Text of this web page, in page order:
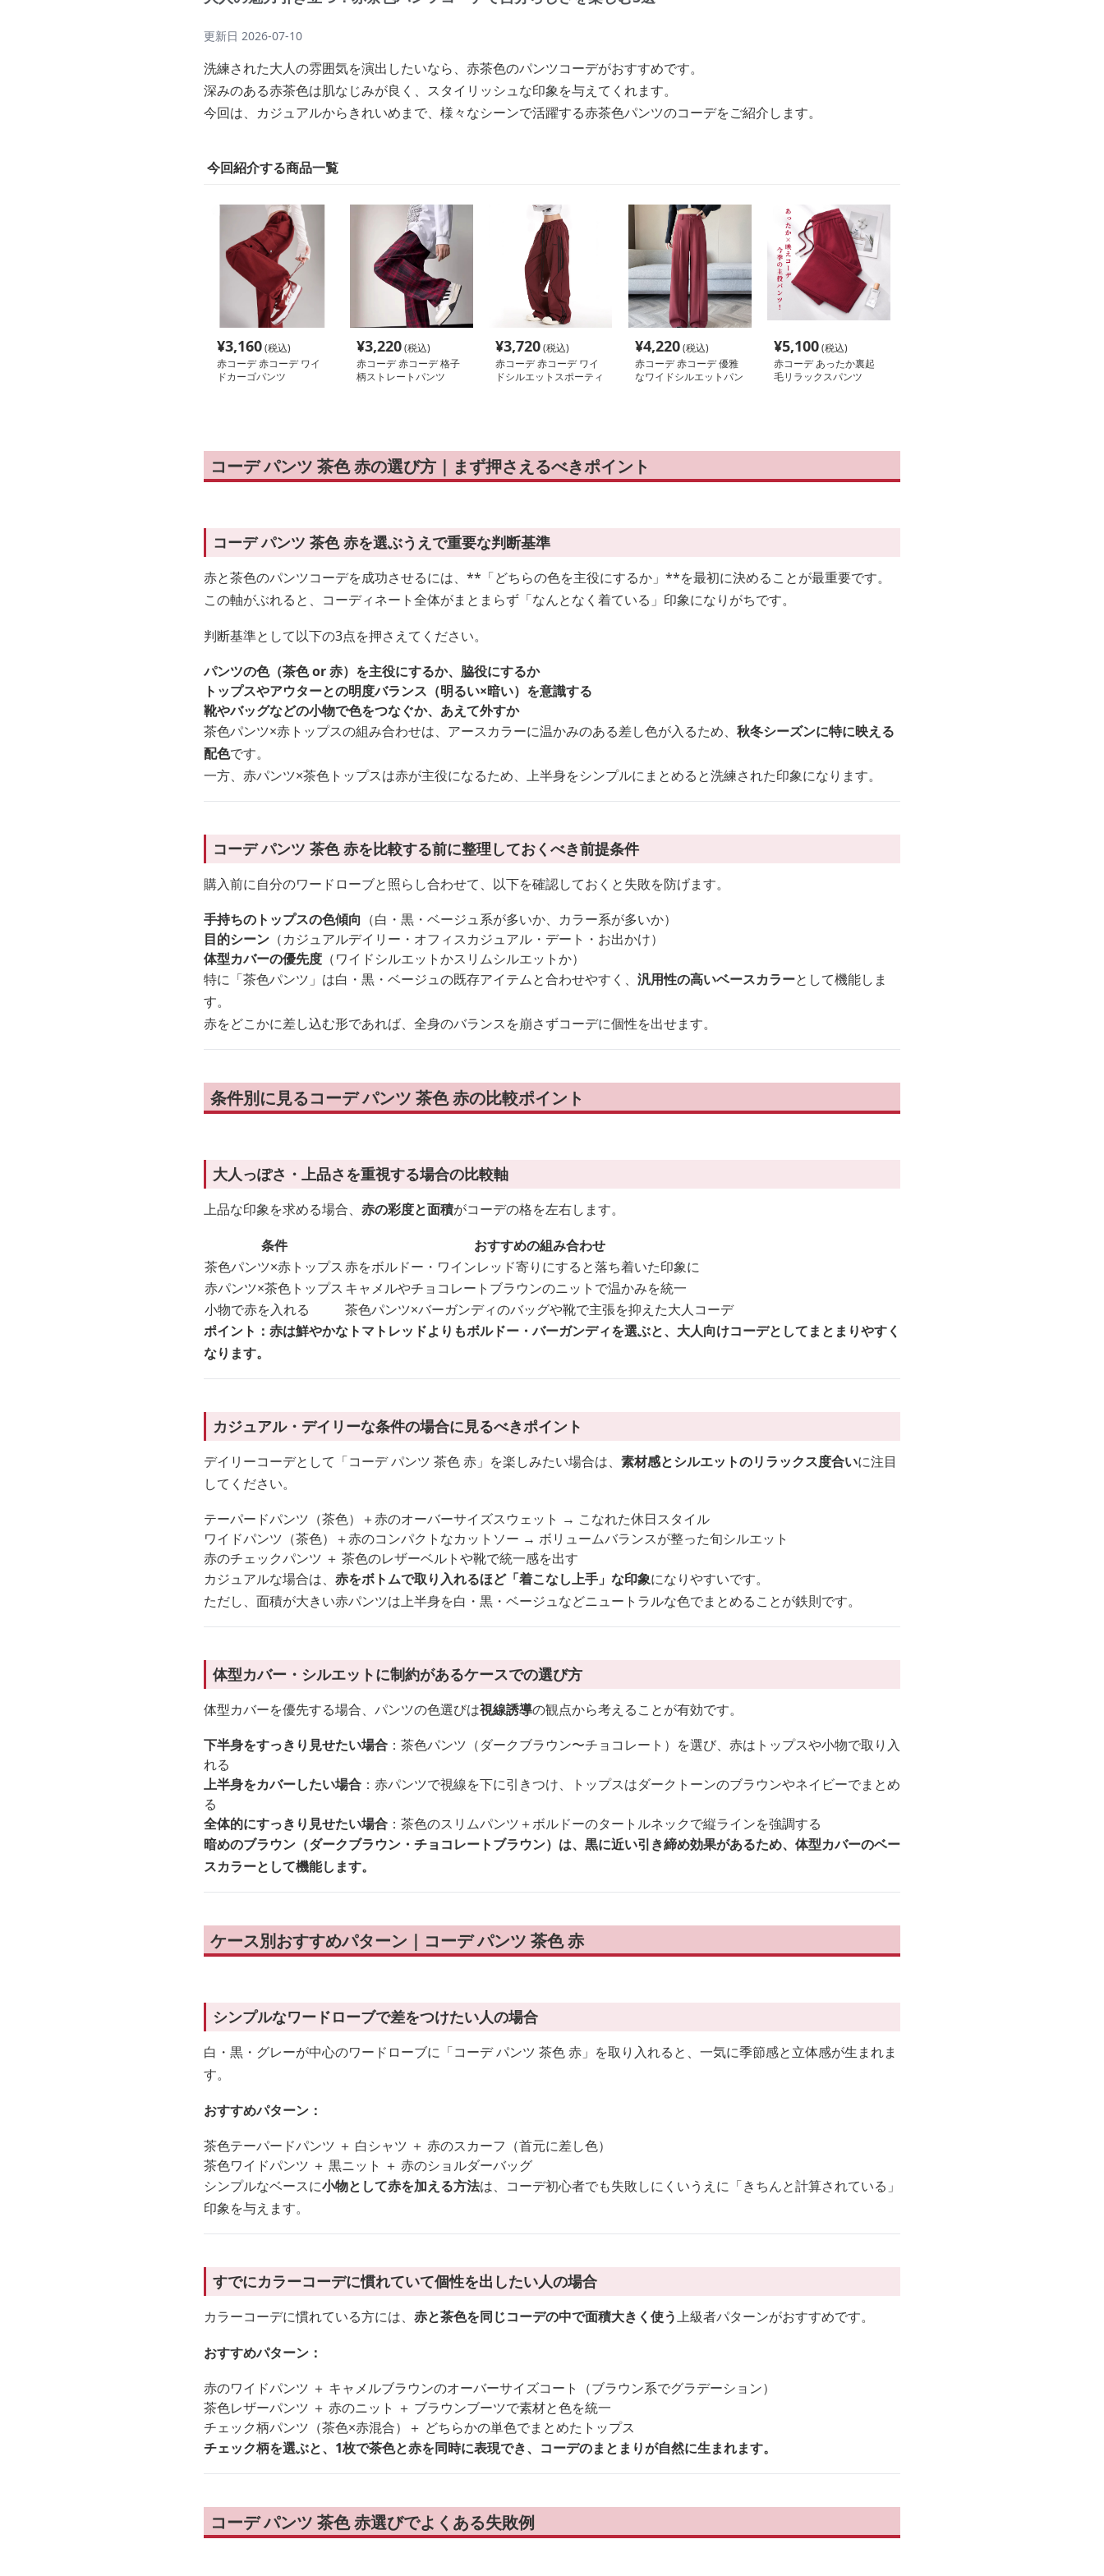
更新日 2026-07-10
洗練された大人の雰囲気を演出したいなら、赤茶色のパンツコーデがおすすめです。
深みのある赤茶色は肌なじみが良く、スタイリッシュな印象を与えてくれます。
今回は、カジュアルからきれいめまで、様々なシーンで活躍する赤茶色パンツのコーデをご紹介します。
今回紹介する商品一覧
¥3,160(税込)
赤コーデ 赤コーデ ワイ
ドカーゴパンツ
¥3,220(税込)
赤コーデ 赤コーデ 格子
柄ストレートパンツ
¥3,720(税込)
赤コーデ 赤コーデ ワイ
ドシルエットスポーティ
¥4,220(税込)
赤コーデ 赤コーデ 優雅
なワイドシルエットパン
¥5,100(税込)
赤コーデ あったか裏起
毛リラックスパンツ
コーデ パンツ 茶色 赤の選び方｜まず押さえるべきポイント
コーデ パンツ 茶色 赤を選ぶうえで重要な判断基準
赤と茶色のパンツコーデを成功させるには、**「どちらの色を主役にするか」**を最初に決めることが最重要です。
この軸がぶれると、コーディネート全体がまとまらず「なんとなく着ている」印象になりがちです。
判断基準として以下の3点を押さえてください。
パンツの色（茶色 or 赤）を主役にするか、脇役にするか
トップスやアウターとの明度バランス（明るい×暗い）を意識する
靴やバッグなどの小物で色をつなぐか、あえて外すか
茶色パンツ×赤トップスの組み合わせは、アースカラーに温かみのある差し色が入るため、 秋冬シーズンに特に映える
配色です。
一方、赤パンツ×茶色トップスは赤が主役になるため、上半身をシンプルにまとめると洗練された印象になります。
コーデ パンツ 茶色 赤を比較する前に整理しておくべき前提条件
購入前に自分のワードローブと照らし合わせて、以下を確認しておくと失敗を防げます。
手持ちのトップスの色傾向 （白・黒・ベージュ系が多いか、カラー系が多いか）
目的シーン （カジュアルデイリー・オフィスカジュアル・デート・お出かけ）
体型カバーの優先度 （ワイドシルエットかスリムシルエットか）
特に「茶色パンツ」は白・黒・ベージュの既存アイテムと合わせやすく、 汎用性の高いベースカラーとして機能しま
す。
赤をどこかに差し込む形であれば、全身のバランスを崩さずコーデに個性を出せます。
条件別に見るコーデ パンツ 茶色 赤の比較ポイント
大人っぽさ・上品さを重視する場合の比較軸
上品な印象を求める場合、 赤の彩度と面積がコーデの格を左右します。
条件
おすすめの組み合わせ
茶色パンツ×赤トップス赤をボルドー・ワインレッド寄りにすると落ち着いた印象に
赤パンツ×茶色トップス キャメルやチョコレートブラウンのニットで温かみを統一
小物で赤を入れる
茶色パンツ×バーガンディのバッグや靴で主張を抑えた大人コーデ
ポイント：赤は鮮やかなトマトレッドよりもボルドー・バーガンディを選ぶと、大人向けコーデとしてまとまりやすく
なります。
カジュアル・デイリーな条件の場合に見るべきポイント
デイリーコーデとして「コーデ パンツ 茶色 赤」を楽しみたい場合は、 素材感とシルエットのリラックス度合いに注目
してください。
テーパードパンツ（茶色）＋赤のオーバーサイズスウェット → こなれた休日スタイル
ワイドパンツ（茶色）＋赤のコンパクトなカットソー → ボリュームバランスが整った旬シルエット
赤のチェックパンツ ＋ 茶色のレザーベルトや靴で統一感を出す
カジュアルな場合は、 赤をボトムで取り入れるほど「着こなし上手」な印象になりやすいです。
ただし、面積が大きい赤パンツは上半身を白・黒・ベージュなどニュートラルな色でまとめることが鉄則です。
体型カバー・シルエットに制約があるケースでの選び方
体型カバーを優先する場合、パンツの色選びは視線誘導の観点から考えることが有効です。
下半身をすっきり見せたい場合 ：茶色パンツ（ダークブラウン〜チョコレート）を選び、赤はトップスや小物で取り入
れる
上半身をカバーしたい場合 ：赤パンツで視線を下に引きつけ、トップスはダークトーンのブラウンやネイビーでまとめ
る
全体的にすっきり見せたい場合 ：茶色のスリムパンツ＋ボルドーのタートルネックで縦ラインを強調する
暗めのブラウン（ダークブラウン・チョコレートブラウン）は、黒に近い引き締め効果があるため、体型カバーのベー
スカラーとして機能します。
ケース別おすすめパターン｜コーデ パンツ 茶色 赤
シンプルなワードローブで差をつけたい人の場合
白・黒・グレーが中心のワードローブに「コーデ パンツ 茶色 赤」を取り入れると、一気に季節感と立体感が生まれま
す。
おすすめパターン：
茶色テーパードパンツ ＋ 白シャツ ＋ 赤のスカーフ（首元に差し色）
茶色ワイドパンツ ＋ 黒ニット ＋ 赤のショルダーバッグ
シンプルなベースに小物として赤を加える方法は、コーデ初心者でも失敗しにくいうえに「きちんと計算されている」
印象を与えます。
すでにカラーコーデに慣れていて個性を出したい人の場合
カラーコーデに慣れている方には、 赤と茶色を同じコーデの中で面積大きく使う上級者パターンがおすすめです。
おすすめパターン：
赤のワイドパンツ ＋ キャメルブラウンのオーバーサイズコート（ブラウン系でグラデーション）
茶色レザーパンツ ＋ 赤のニット ＋ ブラウンブーツで素材と色を統一
チェック柄パンツ（茶色×赤混合）＋ どちらかの単色でまとめたトップス
チェック柄を選ぶと、1枚で茶色と赤を同時に表現でき、コーデのまとまりが自然に生まれます。
コーデ パンツ 茶色 赤選びでよくある失敗例